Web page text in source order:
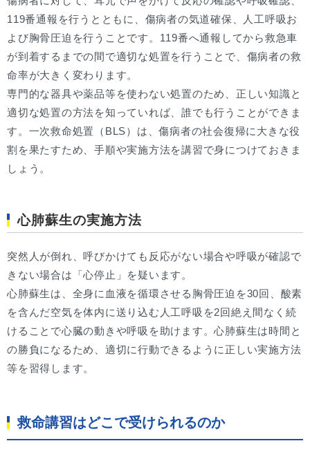
119番通報を行うとともに、傷病者の気道確保、人工呼吸お
よび胸骨圧迫を行うことです。119番へ通報してから救急車
が到着するまでの間で適切な処置を行うことで、傷病者の救
命率が大きく変わります。
専門的な器具や薬品等を使わない処置のため、正しい知識と
適切な処置の方法を知っていれば、誰でも行うことができま
す。一次救命処置（BLS）は、傷病者の社会復帰に大きな役
割を果たすため、手順や実施方法を講習で身につけておきま
しょう。
心肺蘇生の実施方法
突然人が倒れ、呼びかけても反応がない場合や呼吸が確認で
きない場合は「心停止」を疑います。
心肺蘇生は、全身に血液を循環させる胸骨圧迫を30回、酸素
を含んだ空気を体内に送り込む人工呼吸を2回絶え間なく続
けることで心臓の動きや呼吸を助けます。心肺蘇生は時間と
の勝負になるため、適切に行動できるように正しい実施方法
等を習得します。
救命講習はどこで受けられるのか